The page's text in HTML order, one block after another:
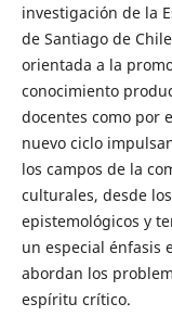
investigación de la
de Santiago de
orientada a la
conocimiento
docentes como por
nuevo ciclo
los campos de la
culturales, desde
epistemológicos y
un especial énfasis
abordan los
espíritu crítico.